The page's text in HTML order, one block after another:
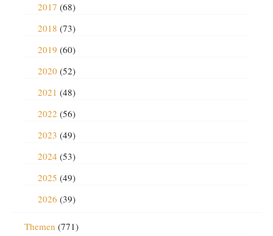
2017 (68)
2018 (73)
2019 (60)
2020 (52)
2021 (48)
2022 (56)
2023 (49)
2024 (53)
2025 (49)
2026 (39)
Themen (771)